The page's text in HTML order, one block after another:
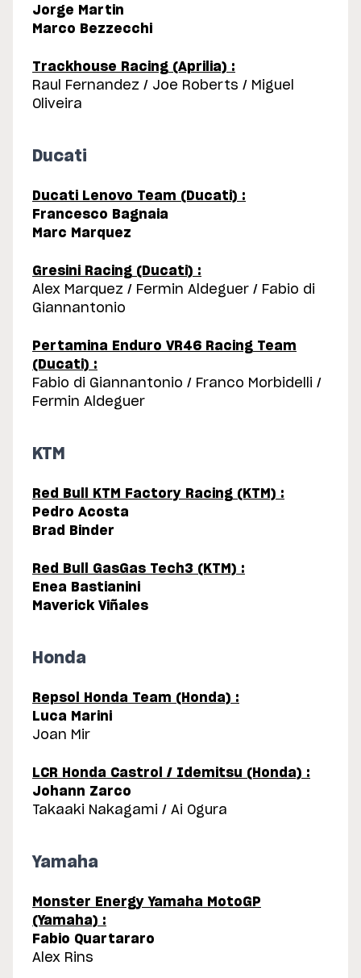
Jorge Martin
Marco Bezzecchi
Trackhouse Racing (Aprilia) :
Raul Fernandez / Joe Roberts / Miguel
Oliveira
Ducati
Ducati Lenovo Team (Ducati) :
Francesco Bagnaia
Marc Marquez
Gresini Racing (Ducati) :
Alex Marquez / Fermin Aldeguer / Fabio di
Giannantonio
Pertamina Enduro VR46 Racing Team
(Ducati) :
Fabio di Giannantonio / Franco Morbidelli /
Fermin Aldeguer
KTM
Red Bull KTM Factory Racing (KTM) :
Pedro Acosta
Brad Binder
Red Bull GasGas Tech3 (KTM) :
Enea Bastianini
Maverick Viñales
Honda
Repsol Honda Team (Honda) :
Luca Marini
Joan Mir
LCR Honda Castrol / Idemitsu (Honda) :
Johann Zarco
Takaaki Nakagami / Ai Ogura
Yamaha
Monster Energy Yamaha MotoGP
(Yamaha) :
Fabio Quartararo
Alex Rins